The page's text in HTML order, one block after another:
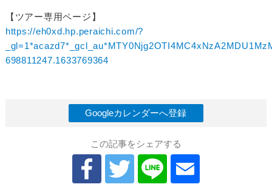
【ツアー専用ページ】
https://eh0xd.hp.peraichi.com/?
698811247.1633769364
Googleカレンダーへ登録
この記事をシェアする